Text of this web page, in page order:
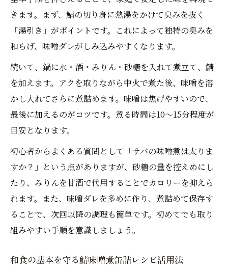
きます。まず、鯖の切り身に熱湯をかけて臭みを抜く
「湯引き」がポイントです。これによって独特の臭みを
和らげ、味噌ダレがしみ込みやすくなります。
続いて、鍋に水・酒・みりん・砂糖を入れて煮立て、鯖
を加えます。アクを取りながら中火で煮た後、味噌を溶
かし入れてさらに煮詰めます。味噌は焦げやすいので、
最後に加えるのがコツです。煮る時間は10～15分程度が
目安となります。
初心者からよくある質問として「サバの味噌煮は太りま
すか？」という点がありますが、砂糖の量を控えめにし
たり、みりんを甘酒で代用することでカロリーを抑えら
れます。また、味噌ダレを多めに作り、煮詰めて保存す
ることで、次回以降の調理も簡単です。初めてでも取り
組みやすい手順を意識しましょう。
和食の基本を守る鯖味噌煮缶詰レシピ活用法